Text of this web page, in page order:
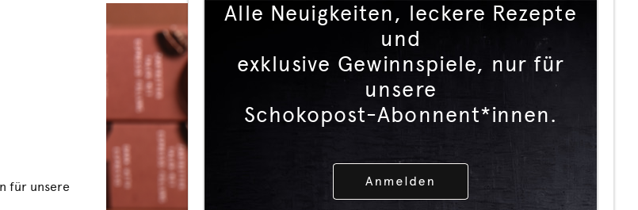
für unsere
Alle Neuigkeiten, leckere Rezepte
und
exklusive Gewinnspiele, nur für
unsere
Schokopost-Abonnent*innen.